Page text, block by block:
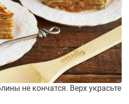
не кончатся. Верх украсьте